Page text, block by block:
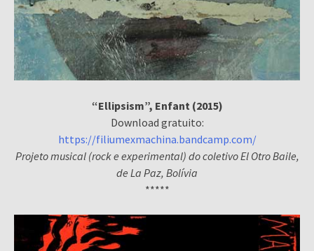
“Ellipsism”, Enfant (2015)
Download gratuito:
https://filiumexmachina.bandcamp.com/
Projeto musical (rock e experimental) do coletivo El Otro Baile,
de La Paz, Bolívia
*****